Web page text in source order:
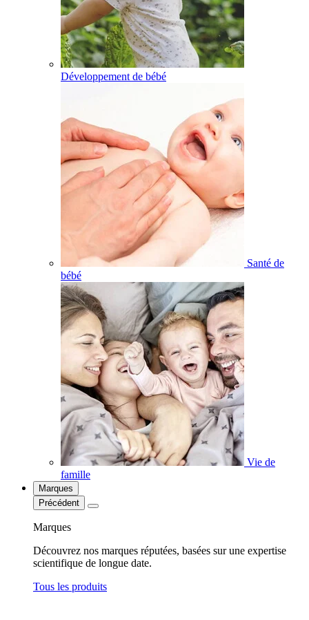
Développement de bébé
Santé de
bébé
Vie de
famille
Marques
Précédent
Marques
Découvrez nos marques réputées, basées sur une expertise
scientifique de longue date.
Tous les produits